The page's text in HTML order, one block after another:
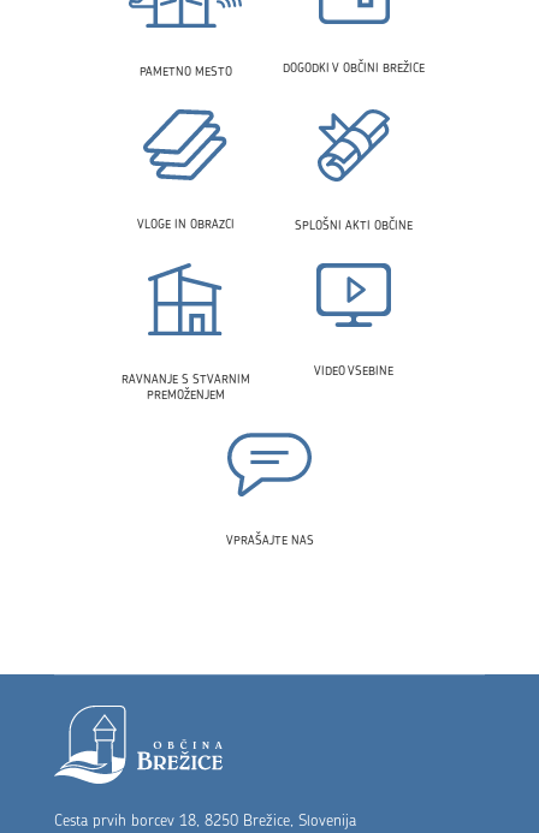
PAMETNO MESTO DOGODKI V OBČINI BREŽICE
VLOGE IN OBRAZCI SPLOŠNI AKTI OBČINE
RAVNANJE S STVARNIM
PREMOŽENJEM
VIDEO VSEBINE
VPRAŠAJTE NAS
Noga strani
Cesta prvih borcev 18, 8250 Brežice, Slovenija